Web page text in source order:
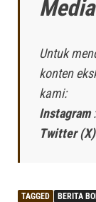
Untuk
konten
kami:
Instagram
Twitter (X)
TAGGED BERITA